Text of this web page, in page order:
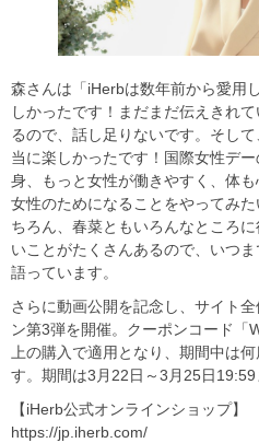
森さんは「iHerbは数年前から愛用
しかったです！まだまだ伝えきれ
るので、話し足りないです。そし
当に楽しかったです！国際女性デ
身、もっと女性が働きやすく、体も
女性のためになることをやってみ
ちろん、春菜ともいろんなところ
いことがたくさんあるので、いつ
語っています。
さらに動画公開を記念し、サイト
ン第3弾を開催。クーポンコード「
上の購入で適用となり、期間中は
す。期間は3月22日～3月25日19:59
【iHerb公式オンラインショップ】
https://jp.iherb.com/